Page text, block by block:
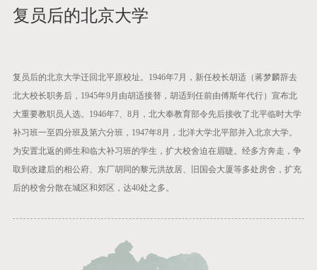
复员后的北京大学
复员后的北京大学迁回北平原校址。1946年7月，新任校长胡适（蒋梦麟辞去
北大校长职务后，1945年9月由胡适接替，胡适到任前由傅斯年代行）宣布北
大重要教职员人选。1946年7、8月，北大奉教育部令先后接收了北平临时大学
补习班一至四分班及第六分班，1947年8月，北洋大学北平部并入北京大学。
为安置北返的师生和临大补习班的学生，扩大校舍迫在眉睫。经多方奔走，争
取到改建后的相公府、东厂胡同的黎元洪故居、旧国会大厦等多处房舍，扩充
后的校舍分散在城区和郊区，达40处之多。